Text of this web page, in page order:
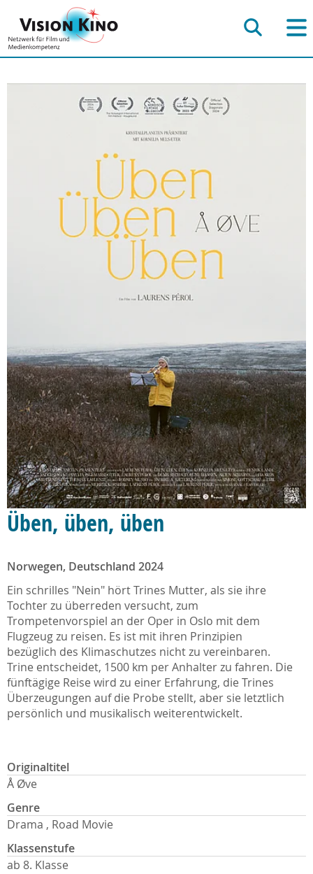
Üben, üben, üben
Norwegen, Deutschland 2024
Ein schrilles "Nein" hört Trines Mutter, als sie ihre
Tochter zu überreden versucht, zum
Trompetenvorspiel an der Oper in Oslo mit dem
Flugzeug zu reisen. Es ist mit ihren Prinzipien
bezüglich des Klimaschutzes nicht zu vereinbaren.
Trine entscheidet, 1500 km per Anhalter zu fahren. Die
fünftägige Reise wird zu einer Erfahrung, die Trines
Überzeugungen auf die Probe stellt, aber sie letztlich
persönlich und musikalisch weiterentwickelt.
Originaltitel
Å Øve
Genre
Drama , Road Movie
Klassenstufe
ab 8. Klasse